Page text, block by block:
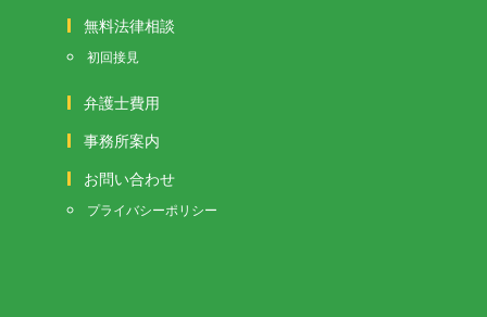
無料法律相談
初回接見
弁護士費用
事務所案内
お問い合わせ
プライバシーポリシー